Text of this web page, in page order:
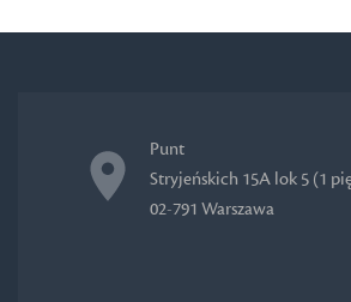
Punt
Stryjeńskich 15A lok 5 (1
02-791 Warszawa